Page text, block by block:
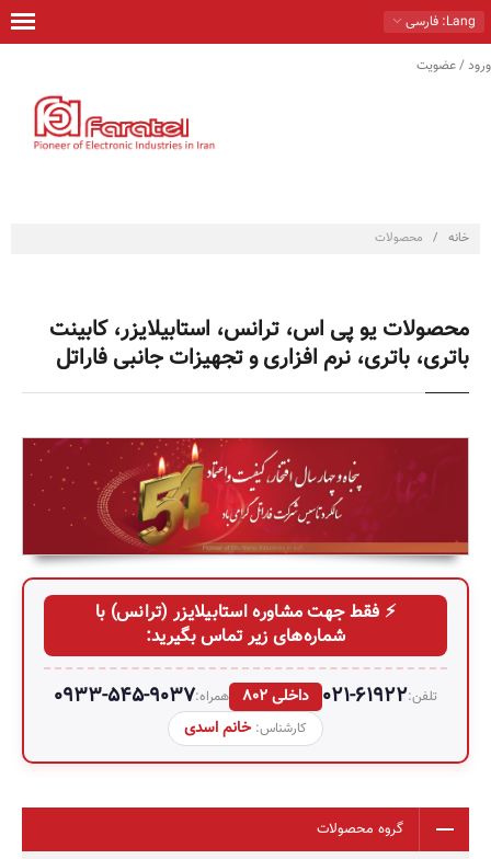
Lang: فارسی
ورود / عضویت
خانه
فروشگاه
خانه / محصولات
محصولات یو پی اس، ترانس، استابیلایزر، کابینت
باتری، باتری، نرم افزاری و تجهیزات جانبی فاراتل
⚡ فقط جهت مشاوره استابیلایزر (ترانس) با
شماره‌های زیر تماس بگیرید:
تلفن:021-61922 داخلی 802 همراه:0933-545-9037
کارشناس: خانم اسدی
گروه محصولات